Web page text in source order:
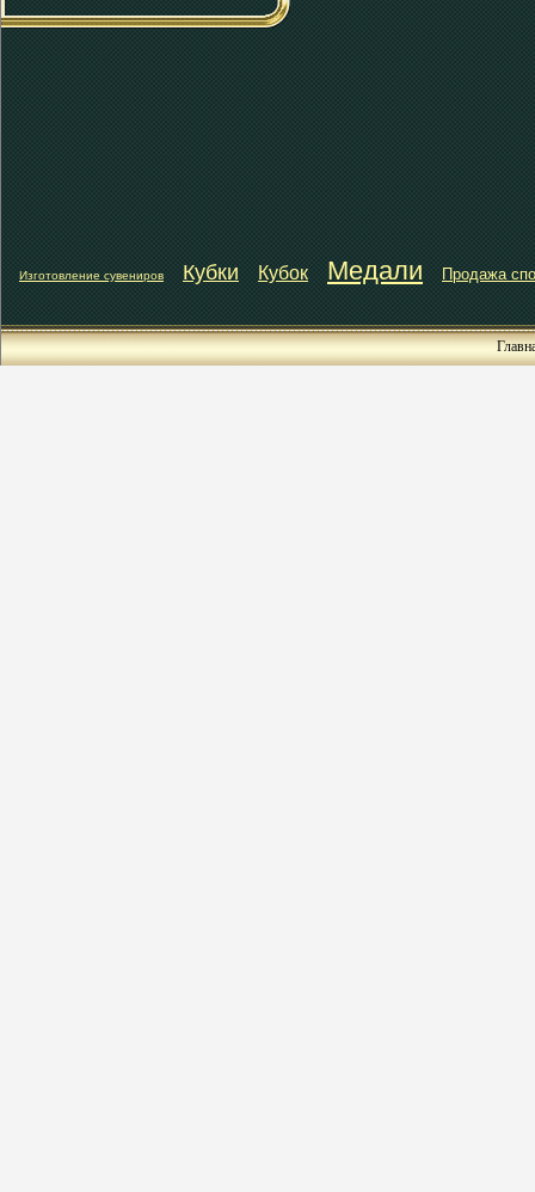
Изготовление сувениров Кубки Кубок Медали Продажа